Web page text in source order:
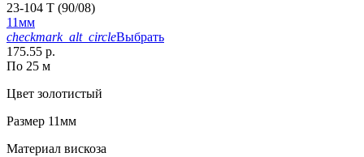
23-104 T (90/08)
11мм
checkmark_alt_circleВыбрать
175.55 р.
По 25 м
Цвет золотистый
Размер 11мм
Материал вискоза